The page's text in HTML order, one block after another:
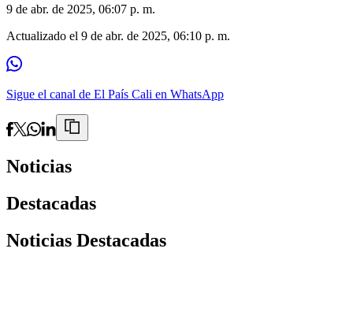
9 de abr. de 2025, 06:07 p. m.
Actualizado el 9 de abr. de 2025, 06:10 p. m.
Sigue el canal de El País Cali en WhatsApp
Noticias
Destacadas
Noticias Destacadas